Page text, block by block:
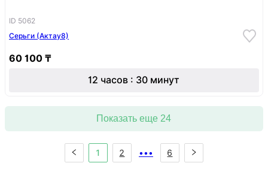
ID 5062
Серьги (Актау8)
60 100 ₸
12 часов : 30 минут
Показать еще 24
1 2 ••• 6